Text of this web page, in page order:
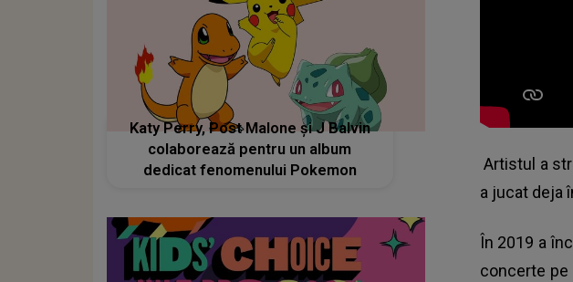
Artistul a
a jucat deja
În 2019 a
concerte pe
Katy Perry, Post Malone și J Balvin
colaborează pentru un album
dedicat fenomenului Pokemon